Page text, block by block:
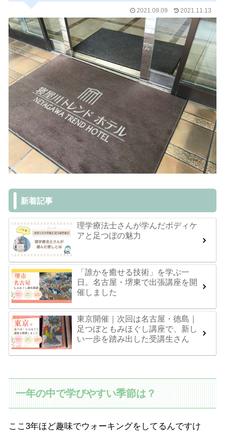
2021.09.09 2021.11.13
新着記事
理学療法士さんが学んだボディケ
アと足つぼの魅力
「誰かを癒せる技術」を学ぶ一
日。名古屋・堺東で出張講座を開
催しました
東京開催｜次回は名古屋・徳島｜
足つぼともみほぐし講座で、新し
い一歩を踏み出した受講生さん
一年の中で学びやすい季節は？
ここ3年ほど趣味でウォーキングをしてるんですけ